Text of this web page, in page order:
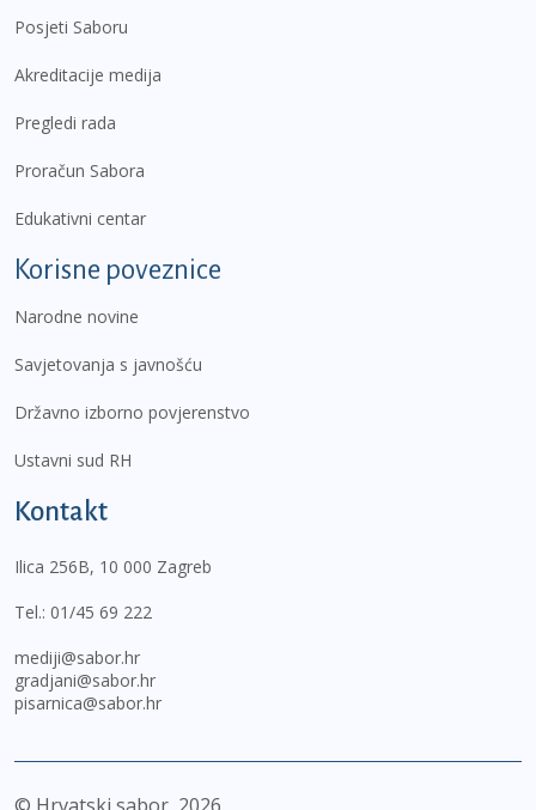
Posjeti Saboru
Akreditacije medija
Pregledi rada
Proračun Sabora
Edukativni centar
Korisne poveznice
Narodne novine
Savjetovanja s javnošću
Državno izborno povjerenstvo
Ustavni sud RH
Kontakt
Ilica 256B, 10 000 Zagreb
Tel.: 01/45 69 222
mediji@sabor.hr
gradjani@sabor.hr
pisarnica@sabor.hr